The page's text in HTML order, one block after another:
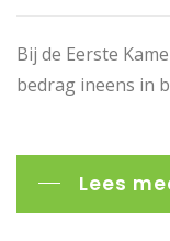
Bij de Eerste
bedrag ineens in
Lees